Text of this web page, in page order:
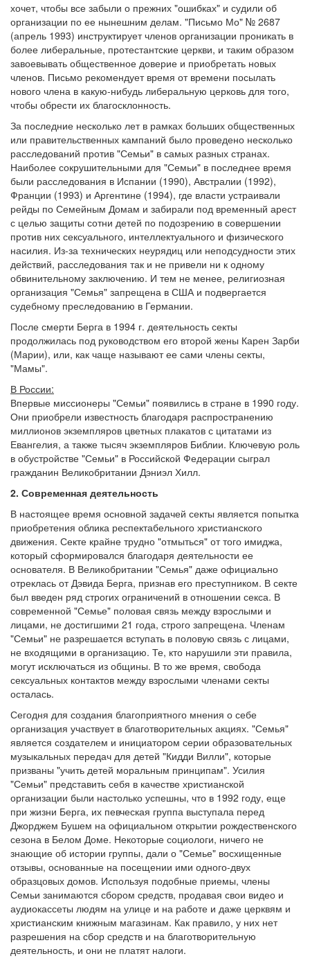
хочет, чтобы все забыли о прежних "ошибках" и судили об
организации по ее нынешним делам. "Письмо Мо" № 2687
(апрель 1993) инструктирует членов организации проникать в
более либеральные, протестантские церкви, и таким образом
завоевывать общественное доверие и приобретать новых
членов. Письмо рекомендует время от времени посылать
нового члена в какую-нибудь либеральную церковь для того,
чтобы обрести их благосклонность.
За последние несколько лет в рамках больших общественных
или правительственных кампаний было проведено несколько
расследований против "Семьи" в самых разных странах.
Наиболее сокрушительными для "Семьи" в последнее время
были расследования в Испании (1990), Австралии (1992),
Франции (1993) и Аргентине (1994), где власти устраивали
рейды по Семейным Домам и забирали под временный арест
с целью защиты сотни детей по подозрению в совершении
против них сексуального, интеллектуального и физического
насилия. Из-за технических неурядиц или неподсудности этих
действий, расследования так и не привели ни к одному
обвинительному заключению. И тем не менее, религиозная
организация "Семья" запрещена в США и подвергается
судебному преследованию в Германии.
После смерти Берга в 1994 г. деятельность секты
продолжилась под руководством его второй жены Карен Зарби
(Марии), или, как чаще называют ее сами члены секты,
"Мамы".
В России:
Впервые миссионеры "Семьи" появились в стране в 1990 году.
Они приобрели известность благодаря распространению
миллионов экземпляров цветных плакатов с цитатами из
Евангелия, а также тысяч экземпляров Библии. Ключевую роль
в обустройстве "Семьи" в Российской Федерации сыграл
гражданин Великобритании Дэниэл Хилл.
2. Современная деятельность
В настоящее время основной задачей секты является попытка
приобретения облика респектабельного христианского
движения. Секте крайне трудно "отмыться" от того имиджа,
который сформировался благодаря деятельности ее
основателя. В Великобритании "Семья" даже официально
отреклась от Дэвида Берга, признав его преступником. В секте
был введен ряд строгих ограничений в отношении секса. В
современной "Семье" половая связь между взрослыми и
лицами, не достигшими 21 года, строго запрещена. Членам
"Семьи" не разрешается вступать в половую связь с лицами,
не входящими в организацию. Те, кто нарушили эти правила,
могут исключаться из общины. В то же время, свобода
сексуальных контактов между взрослыми членами секты
осталась.
Сегодня для создания благоприятного мнения о себе
организация участвует в благотворительных акциях. "Семья"
является создателем и инициатором серии образовательных
музыкальных передач для детей "Кидди Вилли", которые
призваны "учить детей моральным принципам". Усилия
"Семьи" представить себя в качестве христианской
организации были настолько успешны, что в 1992 году, еще
при жизни Берга, их певческая группа выступала перед
Джорджем Бушем на официальном открытии рождественского
сезона в Белом Доме. Некоторые социологи, ничего не
знающие об истории группы, дали о "Семье" восхищенные
отзывы, основанные на посещении ими одного-двух
образцовых домов. Используя подобные приемы, члены
Семьи занимаются сбором средств, продавая свои видео и
аудиокассеты людям на улице и на работе и даже церквям и
христианским книжным магазинам. Как правило, у них нет
разрешения на сбор средств и на благотворительную
деятельность, и они не платят налоги.